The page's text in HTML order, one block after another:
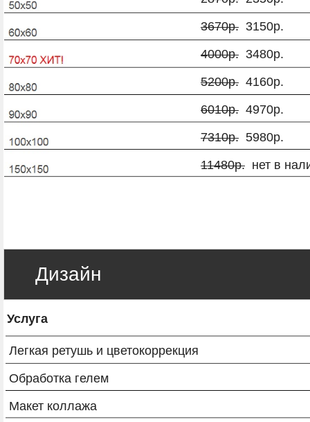
Услуга
3670р.3150р.
4000р.3480р.
5200р.4160р.
6010р.4970р.
7310р.5980р.
11480р.нет в
Легкая ретушь и цветокоррекция
Обработка гелем
Макет коллажа
Дизайн